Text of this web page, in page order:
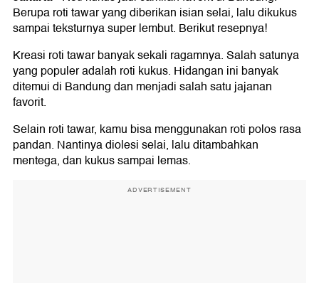
Berupa roti tawar yang diberikan isian selai, lalu dikukus
sampai teksturnya super lembut. Berikut resepnya!
Kreasi roti tawar banyak sekali ragamnya. Salah satunya
yang populer adalah roti kukus. Hidangan ini banyak
ditemui di Bandung dan menjadi salah satu jajanan
favorit.
Selain roti tawar, kamu bisa menggunakan roti polos rasa
pandan. Nantinya diolesi selai, lalu ditambahkan
mentega, dan kukus sampai lemas.
ADVERTISEMENT